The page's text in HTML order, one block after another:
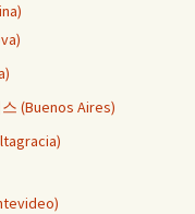
(Buenos Aires)